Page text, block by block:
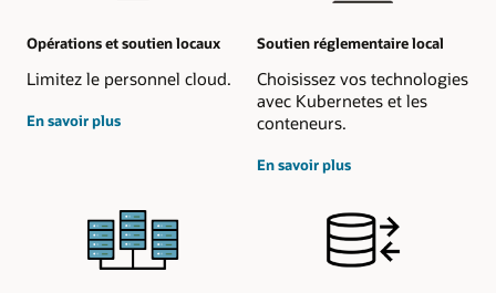
Opérations et soutien locaux
Limitez le personnel cloud.
En savoir plussur
Soutien réglementaire local
Choisissez vos technologies
avec Kubernetes et les
conteneurs.
En savoir plussur
réglementaire
local